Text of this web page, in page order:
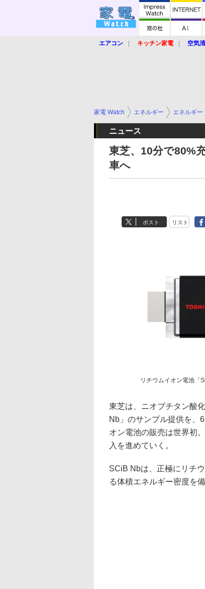
エアコン キッチン家電 空気
家電 Watch エネルギー エネルギー
ニュース
東芝、10分で80%
車へ
ポスト リスト
リチウムイオン電池「
東芝は、ニオブチタン酸
Nb」のサンプル提供を、
オン電池の販売は世界初
入を進めていく。
SCiB Nbは、正極にリチ
る体積エネルギー密度を